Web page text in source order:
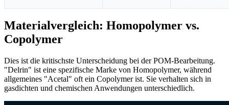
Materialvergleich: Homopolymer vs.
Copolymer
Dies ist die kritischste Unterscheidung bei der POM-Bearbeitung.
"Delrin" ist eine spezifische Marke von Homopolymer, während
allgemeines "Acetal" oft ein Copolymer ist. Sie verhalten sich in
gasdichten und chemischen Anwendungen unterschiedlich.